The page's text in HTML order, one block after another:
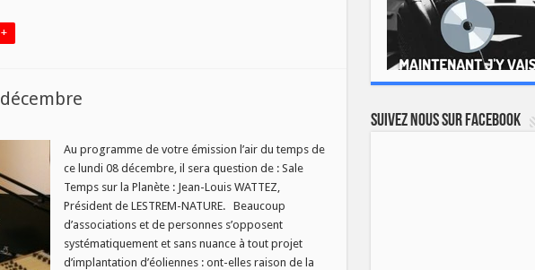
Au programme de votre émission l’air du temps de
ce lundi 08 décembre, il sera question de : Sale
Temps sur la Planète : Jean-Louis WATTEZ,
Président de LESTREM-NATURE. Beaucoup
d’associations et de personnes s’opposent
systématiquement et sans nuance à tout projet
d’implantation d’éoliennes : ont-elles raison de la
Suivez nous sur Facebook